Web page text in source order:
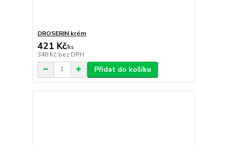
DROSERIN krém
421 Kč/ks
348 Kč bez DPH
Přidat do košíku